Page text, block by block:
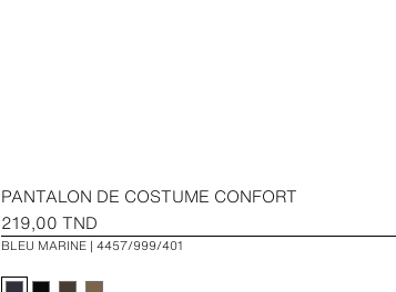
PANTALON DE COSTUME CONFORT
219,00 TND
BLEU MARINE 4457/999/401